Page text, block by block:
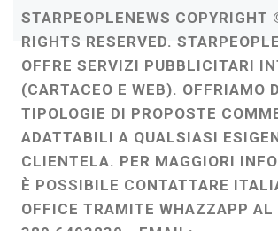
STARPEOPLENEWS COPYRIGHT
RIGHTS RESERVED.
OFFRE SERVIZI PUBBLICITARI
(CARTACEO E WEB). OFFRIAMO
TIPOLOGIE DI PROPOSTE
ADATTABILI A QUALSIASI
CLIENTELA. PER MAGGIORI
È POSSIBILE CONTATTARE
OFFICE TRAMITE WHAZZAPP AL